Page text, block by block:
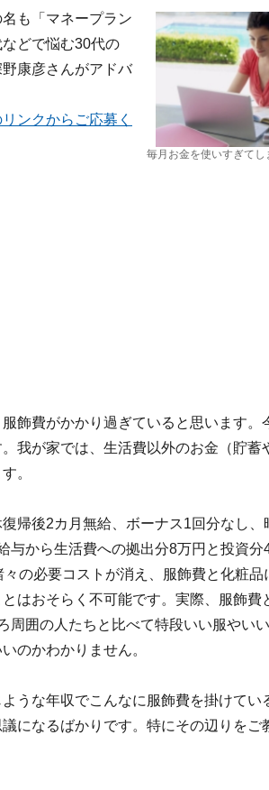
毎月お金を使いすぎてし
も「マネープラン
どで悩む30代の
康彦さんがアドバ
ンクからご応募く
飾費がかかり過ぎていると思います。
我が家では、生活費以外のお金（貯蓄
。
帰後2カ月無給、ボーナス1回分なし、
与から生活費への拠出分8万円と投資分
の必要コストが消え、服飾費と化粧品
はおそらく不可能です。実際、服飾費
周囲の人たちと比べて特段いい服やい
のかわかりません。
うな年収でこんなに服飾費を掛けてい
になるばかりです。特にその辺りをご